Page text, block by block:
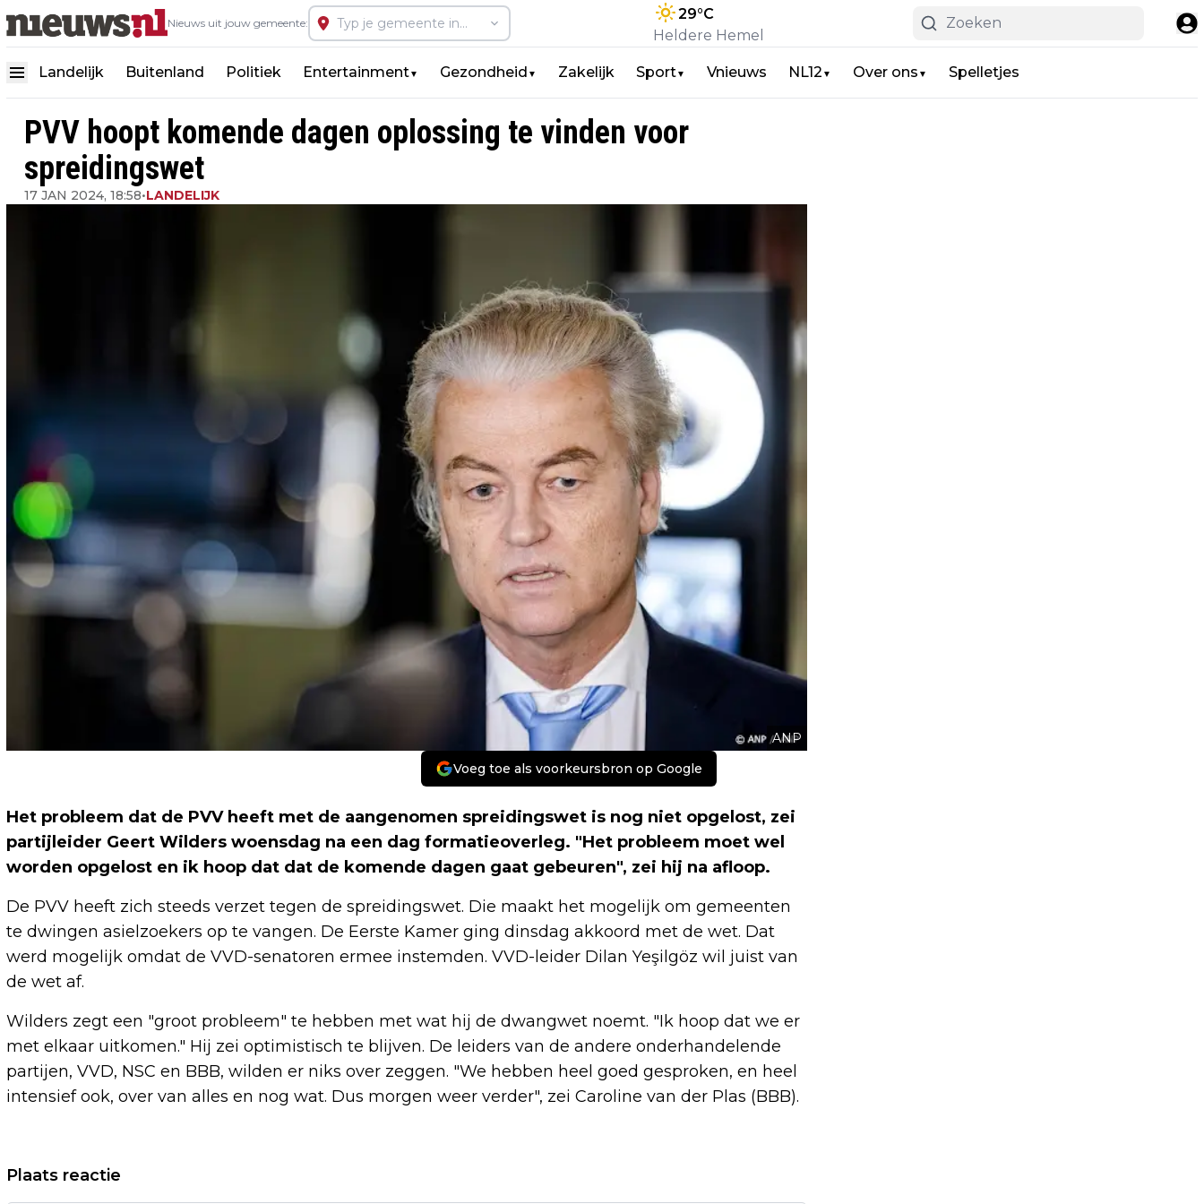
Nieuws uit jouw gemeente:
29°C
Heldere Hemel
Landelijk Buitenland Politiek Entertainment▼ Gezondheid ▼ Zakelijk Sport▼ Vnieuws NL12 ▼ Over ons ▼ Spelletjes
PVV hoopt komende dagen oplossing te vinden voor
spreidingswet
17 JAN 2024, 18:58•LANDELIJK
ANP
Voeg toe als voorkeursbron op Google
Het probleem dat de PVV heeft met de aangenomen spreidingswet is nog niet opgelost, zei
partijleider Geert Wilders woensdag na een dag formatieoverleg. "Het probleem moet wel
worden opgelost en ik hoop dat dat de komende dagen gaat gebeuren", zei hij na afloop.
De PVV heeft zich steeds verzet tegen de spreidingswet. Die maakt het mogelijk om gemeenten
te dwingen asielzoekers op te vangen. De Eerste Kamer ging dinsdag akkoord met de wet. Dat
werd mogelijk omdat de VVD-senatoren ermee instemden. VVD-leider Dilan Yeşilgöz wil juist van
de wet af.
Wilders zegt een "groot probleem" te hebben met wat hij de dwangwet noemt. "Ik hoop dat we er
met elkaar uitkomen." Hij zei optimistisch te blijven. De leiders van de andere onderhandelende
partijen, VVD, NSC en BBB, wilden er niks over zeggen. "We hebben heel goed gesproken, en heel
intensief ook, over van alles en nog wat. Dus morgen weer verder", zei Caroline van der Plas (BBB).
Vorig artikel
STEUN VOOR ALTERNATIEF RING WK SHORTTRACK IN ROTTERDAM BIJNA
Plaats reactie